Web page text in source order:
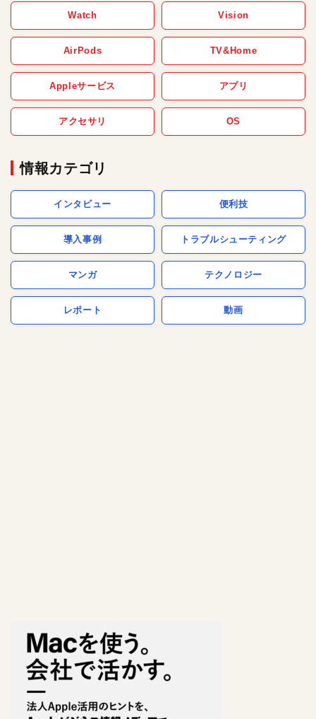
Watch Vision
AirPods TV&Home
Appleサービス アプリ
アクセサリ OS
情報カテゴリ
インタビュー 便利技
導入事例 トラブルシューティング
マンガ テクノロジー
レポート 動画